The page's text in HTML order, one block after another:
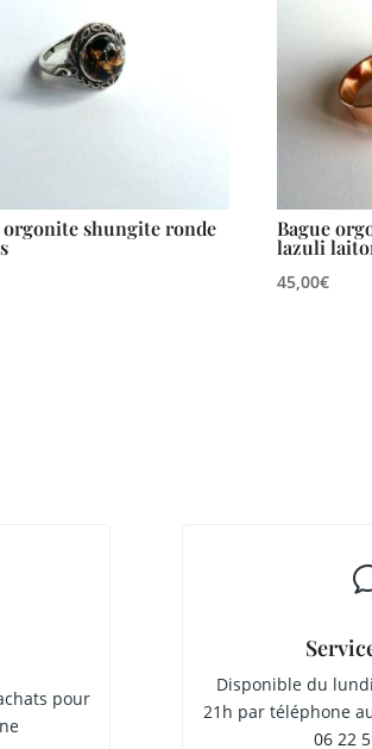
orgonite shungite ronde Bague
lazuli
45,00€
pour
Disponible du
21h par téléphone
06 22